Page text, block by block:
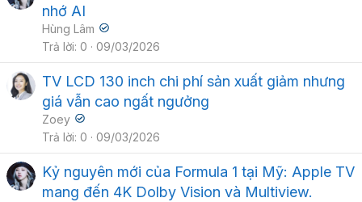
nhớ AI
Hùng Lâm
Trả lời 0 09/03/2026
TV LCD 130 inch chi phí sản xuất giảm nhưng
giá vẫn cao ngất ngưởng
Zoey
Trả lời 0 09/03/2026
Kỷ nguyên mới của Formula 1 tại Mỹ: Apple TV
mang đến 4K Dolby Vision và Multiview.